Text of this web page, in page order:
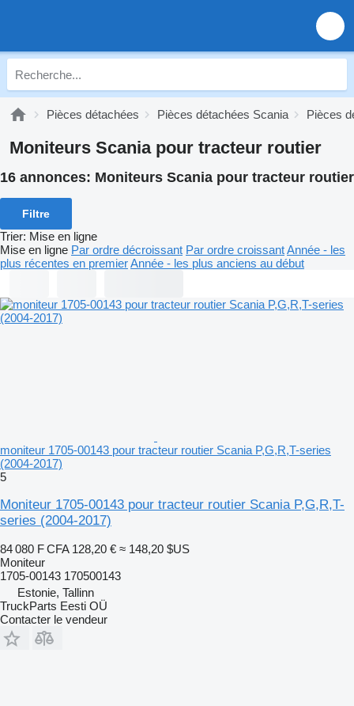
Pièces détachées Pièces détachées Scania Pièces
Moniteurs Scania pour tracteur routier
16 annonces: Moniteurs Scania pour tracteur routier
Filtre
Trier: Mise en ligne
Mise en ligne Par ordre décroissant Par ordre croissantAnnée - les
plus récentes en premierAnnée - les plus anciens au début
moniteur 1705-00143 pour tracteur routier Scania P,G,R,T-series
(2004-2017)
5
Moniteur 1705-00143 pour tracteur routier Scania P,G,R,T-
series (2004-2017)
84 080 F CFA 128,20 € ≈ 148,20 $US
Moniteur
1705-00143 170500143
Estonie, Tallinn
TruckParts Eesti OÜ
Contacter le vendeur